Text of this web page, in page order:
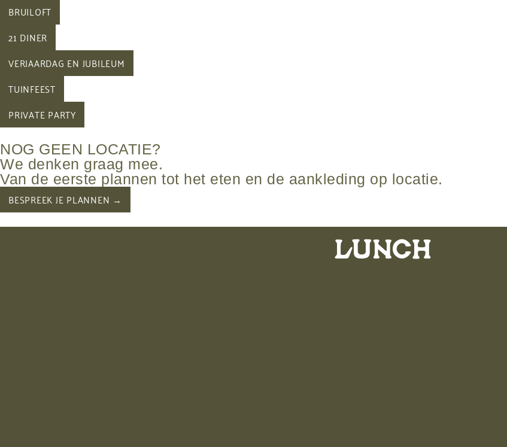
BRUILOFT
21 DINER
VERJAARDAG EN JUBILEUM
TUINFEEST
PRIVATE PARTY
NOG GEEN LOCATIE?
We denken graag mee.
Van de eerste plannen tot het eten en de aankleding op locatie.
BESPREEK JE PLANNEN →
LUNCH